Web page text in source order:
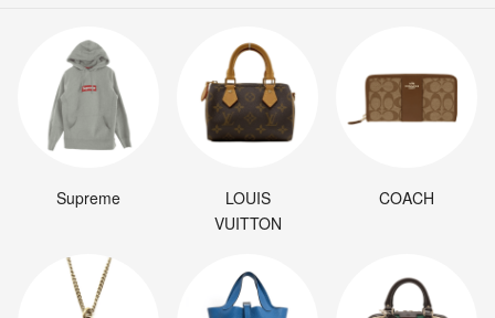
Supreme
LOUIS
VUITTON
COACH